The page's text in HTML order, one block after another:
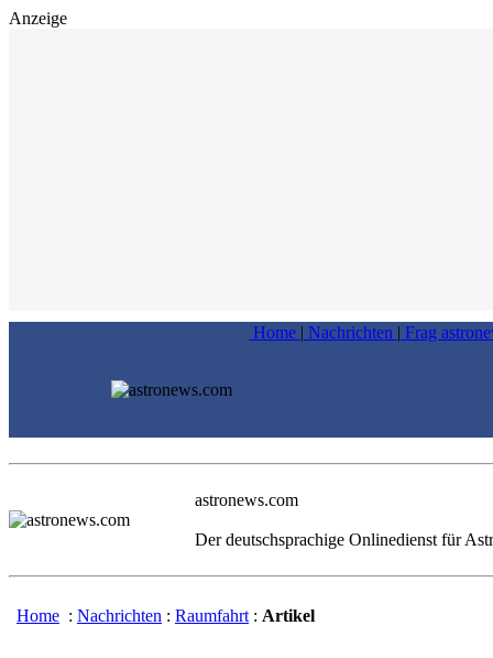
Anzeige
Home | Nachrichten | Frag
astronews.com
Der deutschsprachige Onlinedienst für
Home : Nachrichten : Raumfahrt : Artikel